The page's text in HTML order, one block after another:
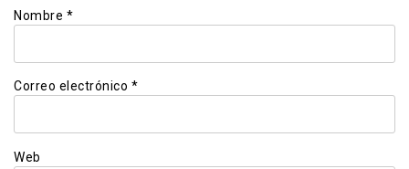
Nombre *
Correo electrónico *
Web